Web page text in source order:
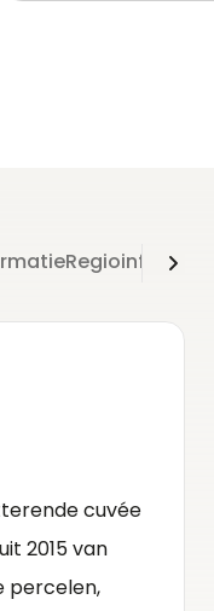
cuvée
2015 van
percelen,